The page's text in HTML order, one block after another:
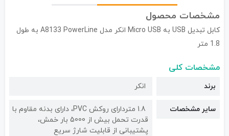
مشخصات محصول
کابل تبدیل USB به Micro USB انکر مدل A8133 PowerLine به طول
1.8 متر
مشخصات کلی
برند انکر
سایر مشخصات
1.8 متردارای روکش PVC، دارای بدنه مقاوم با
قدرت تحمل بیش از 5000 بار خمش،
پشتیبانی از قابلیت شارژ سریع